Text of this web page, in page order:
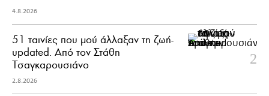
4.8.2026
51 ταινίες που μού άλλαξαν τη ζωή-
updated. Aπό τον Στάθη
Τσαγκαρουσιάνο
2.8.2026